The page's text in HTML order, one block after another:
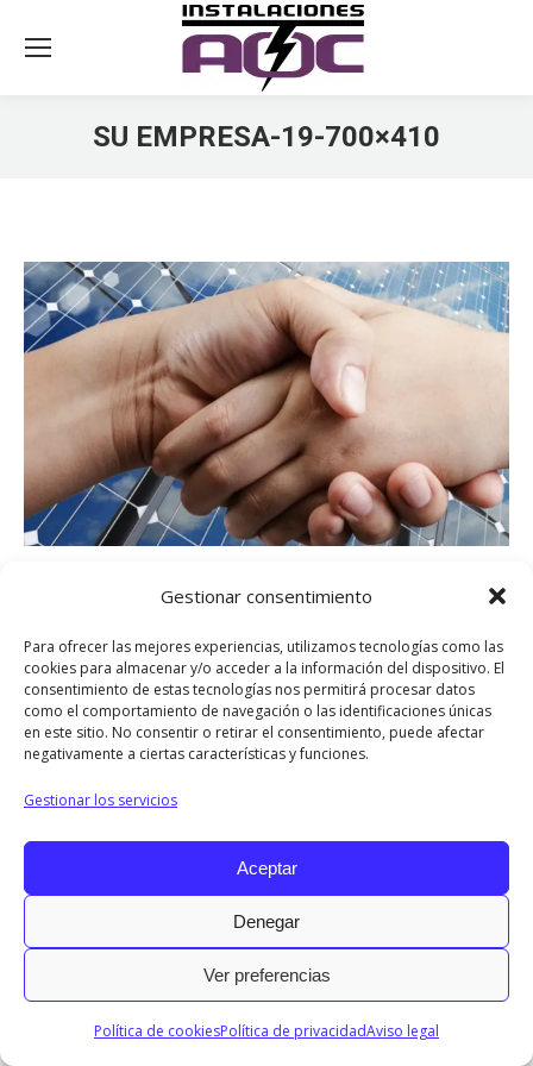
Gestionar consentimiento
Para ofrecer las mejores experiencias, utilizamos tecnologías como las
cookies para almacenar y/o acceder a la información del dispositivo. El
consentimiento de estas tecnologías nos permitirá procesar datos
como el comportamiento de navegación o las identificaciones únicas
en este sitio. No consentir o retirar el consentimiento, puede afectar
negativamente a ciertas características y funciones.
Gestionar los servicios
Aceptar
Denegar
Ver preferencias
Política de cookiesPolítica de privacidadAviso legal
SU EMPRESA-19-700×410
Share
on
Facebook
Share
on
X
Share
on
LinkedIn
Share
on
Pinterest
Share
on
WhatsApp
2017 © Todos los derechos reservados.